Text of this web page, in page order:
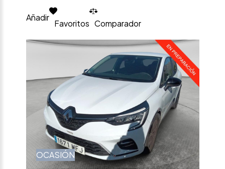
Añadir
Favoritos Comparador
OCASIÓN